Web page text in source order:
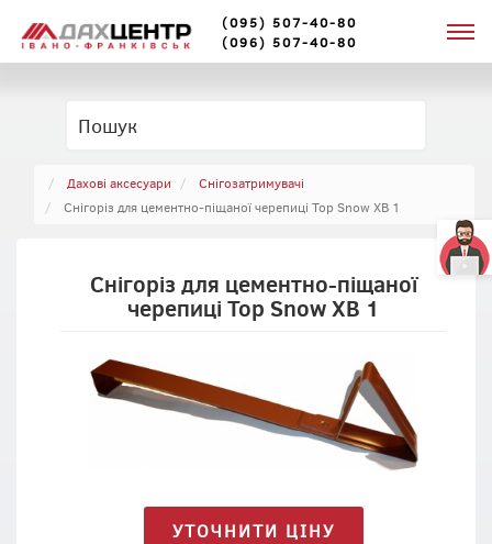
(095) 507-40-80
(096) 507-40-80
Дахові аксесуари
Cнігозатримувачі
Снігоріз для цементно-піщаної черепиці Top Snow XB 1
Снігоріз для цементно-піщаної
черепиці Top Snow XB 1
УТОЧНИТИ ЦІНУ